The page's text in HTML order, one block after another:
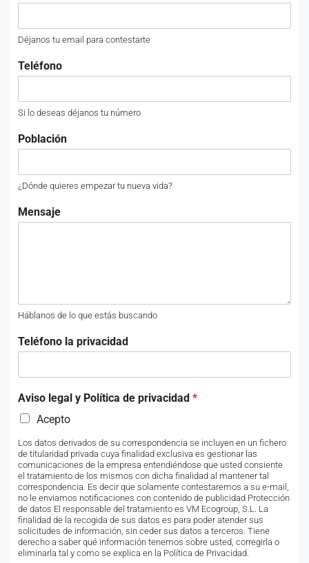
Déjanos tu email para contestarte
Teléfono
Si lo deseas déjanos tu número
Población
¿Dónde quieres empezar tu nueva vida?
Mensaje
Háblanos de lo que estás buscando
Teléfono la privacidad
Aviso legal y Política de privacidad *
Acepto
Los datos derivados de su correspondencia se incluyen en un fichero
de titularidad privada cuya finalidad exclusiva es gestionar las
comunicaciones de la empresa entendiéndose que usted consiente
el tratamiento de los mismos con dicha finalidad al mantener tal
correspondencia. Es decir que solamente contestaremos a su e-mail,
no le enviamos notificaciones con contenido de publicidad Protección
de datos El responsable del tratamiento es VM Ecogroup, S.L. La
finalidad de la recogida de sus datos es para poder atender sus
solicitudes de información, sin ceder sus datos a terceros. Tiene
derecho a saber qué información tenemos sobre usted, corregirla o
eliminarla tal y como se explica en la Política de Privacidad.